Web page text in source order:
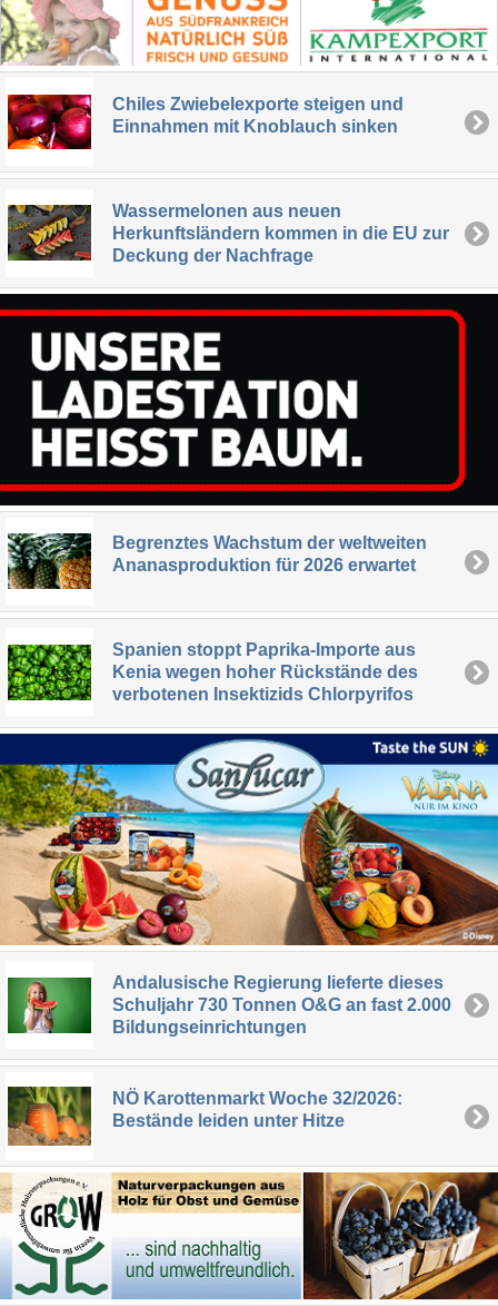
Chiles Zwiebelexporte steigen und
Einnahmen mit Knoblauch sinken
Wassermelonen aus neuen
Herkunftsländern kommen in die EU zur
Deckung der Nachfrage
Begrenztes Wachstum der weltweiten
Ananasproduktion für 2026 erwartet
Spanien stoppt Paprika-Importe aus
Kenia wegen hoher Rückstände des
verbotenen Insektizids Chlorpyrifos
Andalusische Regierung lieferte dieses
Schuljahr 730 Tonnen O&G an fast 2.000
Bildungseinrichtungen
NÖ Karottenmarkt Woche 32/2026:
Bestände leiden unter Hitze